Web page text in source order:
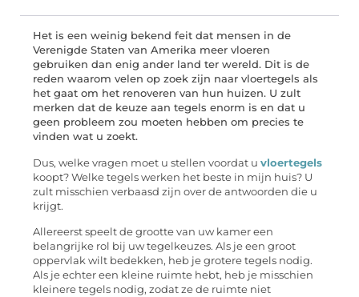
Het is een weinig bekend feit dat mensen in de
Verenigde Staten van Amerika meer vloeren
gebruiken dan enig ander land ter wereld. Dit is de
reden waarom velen op zoek zijn naar vloertegels als
het gaat om het renoveren van hun huizen. U zult
merken dat de keuze aan tegels enorm is en dat u
geen probleem zou moeten hebben om precies te
vinden wat u zoekt.
Dus, welke vragen moet u stellen voordat u vloertegels
koopt? Welke tegels werken het beste in mijn huis? U
zult misschien verbaasd zijn over de antwoorden die u
krijgt.
Allereerst speelt de grootte van uw kamer een
belangrijke rol bij uw tegelkeuzes. Als je een groot
oppervlak wilt bedekken, heb je grotere tegels nodig.
Als je echter een kleine ruimte hebt, heb je misschien
kleinere tegels nodig, zodat ze de ruimte niet